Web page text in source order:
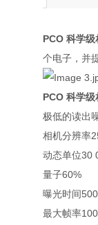
PCO 科学级
个电子，
PCO 科学级
极低的读出
相机分辨率
动态单位30
量子60%
曝光时间
最大帧率